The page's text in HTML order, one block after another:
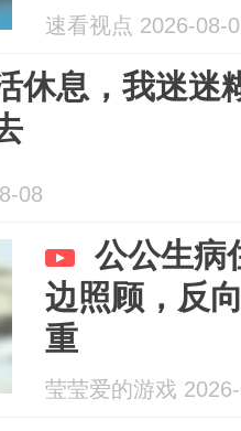
速看视点 2026-08-
休息，我迷迷
08
公公生病
边照顾，反
重
莹莹爱的游戏